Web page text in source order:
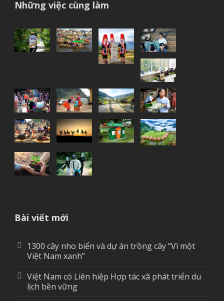
Những việc cùng làm
Bài viết mới
1300 cây nho biển và dự án trồng cây “Vì một
Việt Nam xanh”
Việt Nam có Liên hiệp Hợp tác xã phát triển du
lịch bền vững